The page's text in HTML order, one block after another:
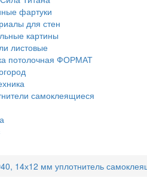
фартуки
для стен
картины
листовые
потолочная ФОРМАТ
самоклеящиеся
14х12 мм уплотнитель